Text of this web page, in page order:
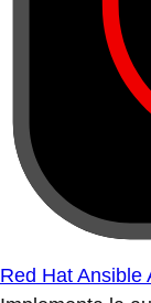
Red Hat Ansible